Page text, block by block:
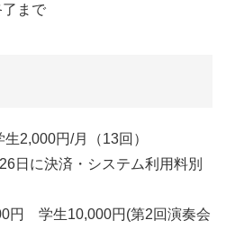
まで
2,000円/月（13回）
日に決済・システム利用料別
円 学生10,000円(第2回演奏会